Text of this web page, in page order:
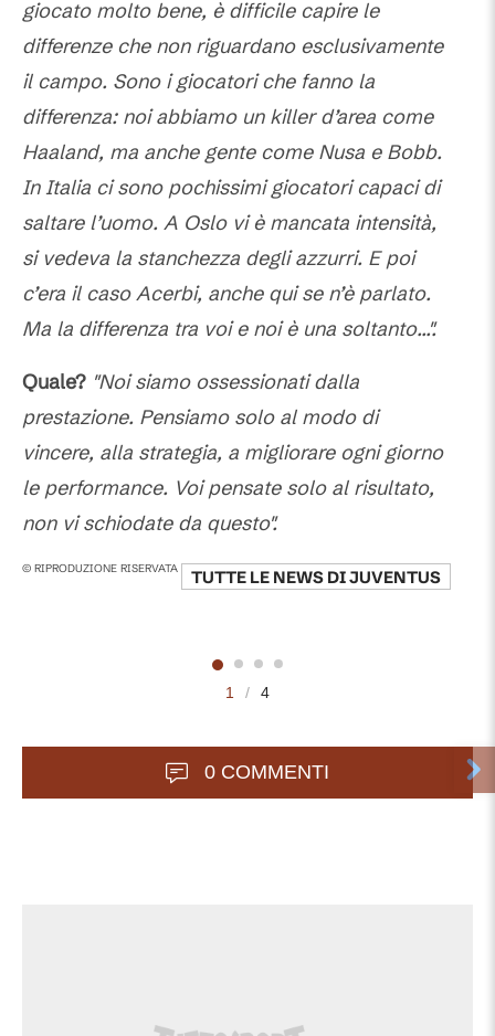
giocato molto bene, è difficile capire le
differenze che non riguardano esclusivamente
il campo. Sono i giocatori che fanno la
differenza: noi abbiamo un killer d’area come
Haaland, ma anche gente come Nusa e Bobb.
In Italia ci sono pochissimi giocatori capaci di
saltare l’uomo. A Oslo vi è mancata intensità,
si vedeva la stanchezza degli azzurri. E poi
c’era il caso Acerbi, anche qui se n’è parlato.
Ma la differenza tra voi e noi è una soltanto...".
Quale? "Noi siamo ossessionati dalla
prestazione. Pensiamo solo al modo di
vincere, alla strategia, a migliorare ogni giorno
le performance. Voi pensate solo al risultato,
non vi schiodate da questo".
© RIPRODUZIONE RISERVATA TUTTE LE NEWS DIJUVENTUS
1 / 4
0 COMMENTI